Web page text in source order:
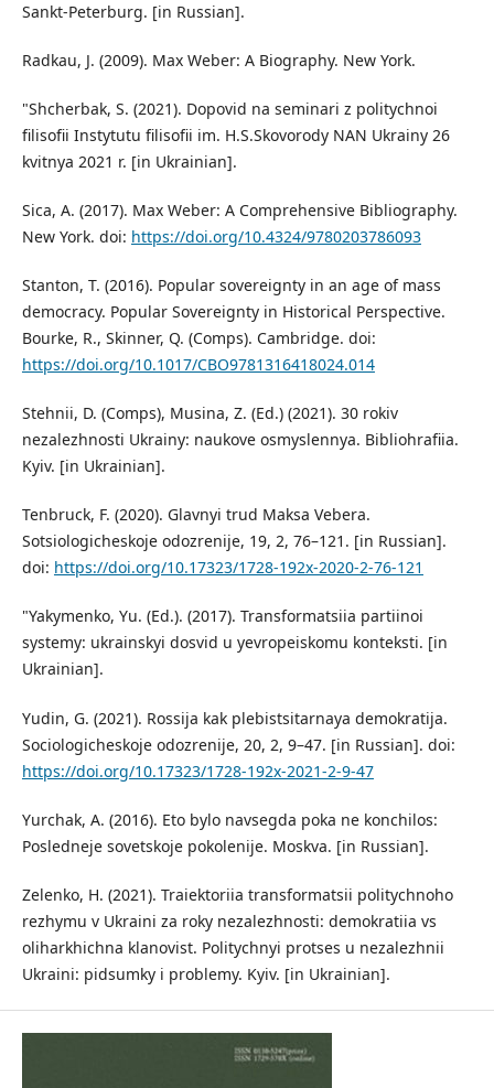
Sankt-Peterburg. [in Russian].
Radkau, J. (2009). Max Weber: A Biography. New York.
"Shcherbak, S. (2021). Dopovid na seminari z politychnoi
filisofii Instytutu filisofii im. H.S.Skovorody NAN Ukrainy 26
kvitnya 2021 r. [in Ukrainian].
Sica, A. (2017). Max Weber: A Comprehensive Bibliography.
New York. doi: https://doi.org/10.4324/9780203786093
Stanton, T. (2016). Popular sovereignty in an age of mass
democracy. Popular Sovereignty in Historical Perspective.
Bourke, R., Skinner, Q. (Comps). Cambridge. doi:
https://doi.org/10.1017/CBO9781316418024.014
Stehnii, D. (Comps), Musina, Z. (Ed.) (2021). 30 rokiv
nezalezhnosti Ukrainy: naukove osmyslennya. Bibliohrafiia.
Kyiv. [in Ukrainian].
Tenbruck, F. (2020). Glavnyi trud Maksa Vebera.
Sotsiologicheskoje odozrenije, 19, 2, 76–121. [in Russian].
doi: https://doi.org/10.17323/1728-192x-2020-2-76-121
"Yakymenko, Yu. (Ed.). (2017). Transformatsiia partiinoi
systemy: ukrainskyi dosvid u yevropeiskomu konteksti. [in
Ukrainian].
Yudin, G. (2021). Rossija kak plebistsitarnaya demokratija.
Sociologicheskoje odozrenije, 20, 2, 9–47. [in Russian]. doi:
https://doi.org/10.17323/1728-192x-2021-2-9-47
Yurchak, A. (2016). Eto bylo navsegda poka ne konchilos:
Posledneje sovetskoje pokolenije. Moskva. [in Russian].
Zelenko, H. (2021). Traiektoriia transformatsii politychnoho
rezhymu v Ukraini za roky nezalezhnosti: demokratiia vs
oliharkhichna klanovist. Politychnyi protses u nezalezhnii
Ukraini: pidsumky i problemy. Kyiv. [in Ukrainian].